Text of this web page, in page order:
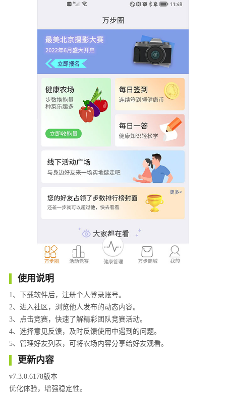
使用说明
1、下载软件后，注册个人登录账号。
2、进入社区，浏览他人发布的动态内容。
3、点击竞赛，快速了解精彩团队竞赛活动。
4、选择意见反馈，及时反馈使用中遇到的问题。
5、管理好友列表，可将农场内容分享给好友观看。
更新内容
v7.3.0.6178版本
优化体验，增强稳定性。